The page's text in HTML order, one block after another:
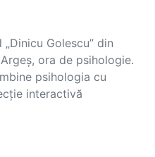
Golescu” din
ora de psihologie.
psihologia cu
interactivă